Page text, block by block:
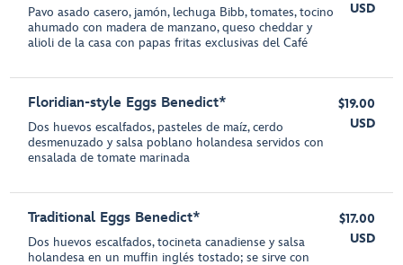
Pavo asado casero, jamón, lechuga Bibb, tomates, tocino
ahumado con madera de manzano, queso cheddar y
alioli de la casa con papas fritas exclusivas del Café
USD
Floridian-style Eggs Benedict*
Dos huevos escalfados, pasteles de maíz, cerdo
desmenuzado y salsa poblano holandesa servidos con
ensalada de tomate marinada
$19.00
USD
Traditional Eggs Benedict*
Dos huevos escalfados, tocineta canadiense y salsa
holandesa en un muffin inglés tostado; se sirve con
$17.00
USD